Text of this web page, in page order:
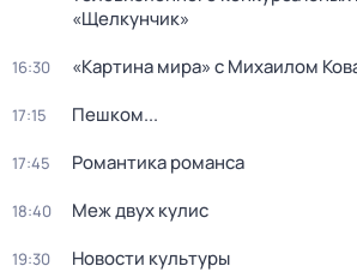
«Щелкунчик»
16:30 «Картина мира» с Михаилом
17:15 Пешком...
17:45 Романтика романса
18:40 Меж двух кулис
19:30 Новости культуры